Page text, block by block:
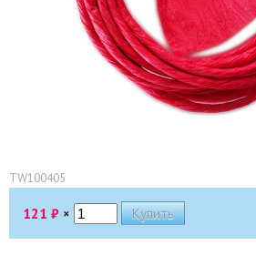
TW100405
121 ₽ ×